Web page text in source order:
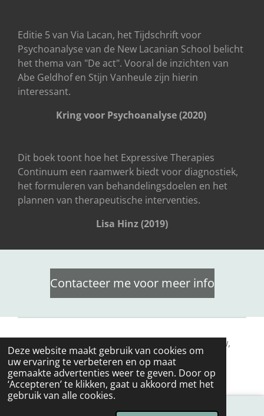
Deze website maakt gebruik van cookies om
uw ervaring te verbeteren en op maat
gemaakte advertenties weer te geven. Door op
‘Accepteren’ te klikken, gaat u akkoord met het
gebruik van alle cookies.
Editie 5 van Via Lacan, het Tijdschrift voor
Psychoanalyse van de New Lacanian School belicht
het thema van "De act". Vooral de inzichten van
Abe Geldhof en Stijn Vanheule zijn hierin
interessant.
Kring voor Psychoanalyse (2020)
Dit boek toont hoe het Expressive Therapies
Continuum een ​​raamwerk biedt voor diagnostiek,
het formuleren van behandelingsdoelen en het
plannen van therapeutische interventies.
Lisa Hinz (2019)
Contacteer me voor meer info
© 2024 - 2026 Psycholoog Gent | Trauma, rouw,
stress & creatieve therapie | Ilse Jansoone
Powered byJouwWeb